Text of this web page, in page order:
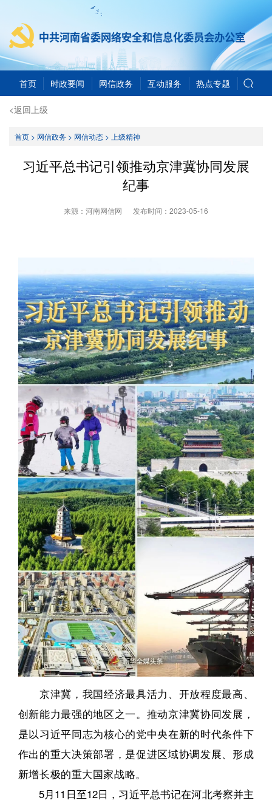
首页 时政要闻 网信政务 互动服务 热点专题
<返回上级
首页> 网信政务> 网信动态> 上级精神
习近平总书记引领推动京津冀协同发展
纪事
来源：河南网信网 发布时间： 2023-05-16
京津冀，我国经济最具活力、开放程度最高、
创新能力最强的地区之一。推动京津冀协同发展，
是以习近平同志为核心的党中央在新的时代条件下
作出的重大决策部署，是促进区域协调发展、形成
新增长极的重大国家战略。
5月11日至12日，习近平总书记在河北考察并主